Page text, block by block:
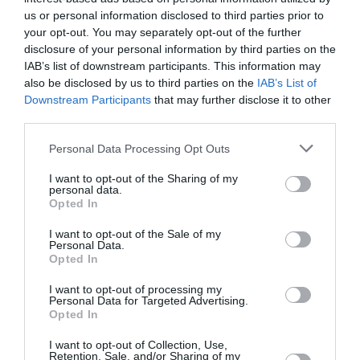
us or personal information disclosed to third parties prior to
your opt-out. You may separately opt-out of the further
disclosure of your personal information by third parties on the
IAB’s list of downstream participants. This information may
also be disclosed by us to third parties on the IAB’s List of
Downstream Participants that may further disclose it to other
Personal Data Processing Opt Outs
I want to opt-out of the Sharing of my
personal data.
Opted In
I want to opt-out of the Sale of my
Personal Data.
Opted In
I want to opt-out of processing my
Personal Data for Targeted Advertising.
Opted In
I want to opt-out of Collection, Use,
Retention, Sale, and/or Sharing of my
FAIRE UN DON
Appel aux lecteurs !
Soutenez Air Journal participezà son
développement !
NOUS SOUTENIR
Mathématiquesa commenté l'article :